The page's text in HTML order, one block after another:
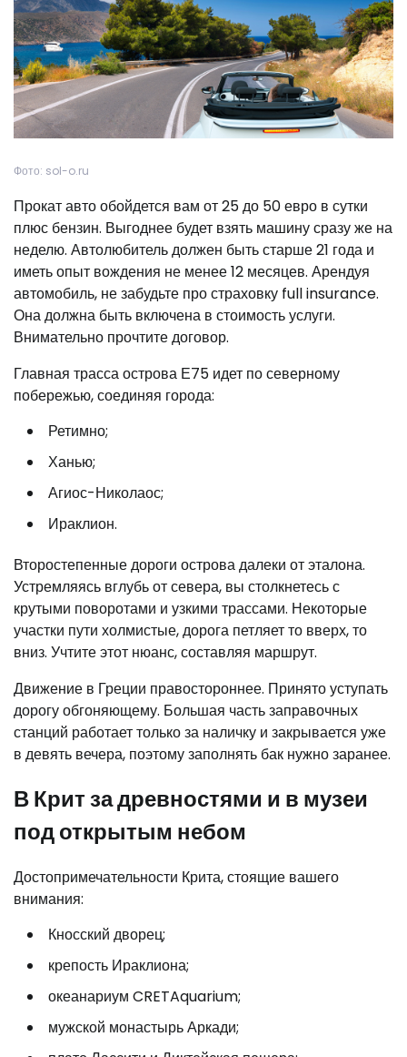
Фото: sol-o.ru
Прокат авто обойдется вам от 25 до 50 евро в сутки
плюс бензин. Выгоднее будет взять машину сразу же на
неделю. Автолюбитель должен быть старше 21 года и
иметь опыт вождения не менее 12 месяцев. Арендуя
автомобиль, не забудьте про страховку full insurance.
Она должна быть включена в стоимость услуги.
Внимательно прочтите договор.
Главная трасса острова Е75 идет по северному
побережью, соединяя города:
Ретимно;
Ханью;
Агиос-Николаос;
Ираклион.
Второстепенные дороги острова далеки от эталона.
Устремляясь вглубь от севера, вы столкнетесь с
крутыми поворотами и узкими трассами. Некоторые
участки пути холмистые, дорога петляет то вверх, то
вниз. Учтите этот нюанс, составляя маршрут.
Движение в Греции правостороннее. Принято уступать
дорогу обгоняющему. Большая часть заправочных
станций работает только за наличку и закрывается уже
в девять вечера, поэтому заполнять бак нужно заранее.
В Крит за древностями и в музеи
под открытым небом
Достопримечательности Крита, стоящие вашего
внимания:
Кносский дворец;
крепость Ираклиона;
океанариум CRETAquarium;
мужской монастырь Аркади;